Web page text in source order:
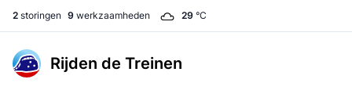
2 storingen 9 werkzaamheden 29 °C
Rijden de Treinen